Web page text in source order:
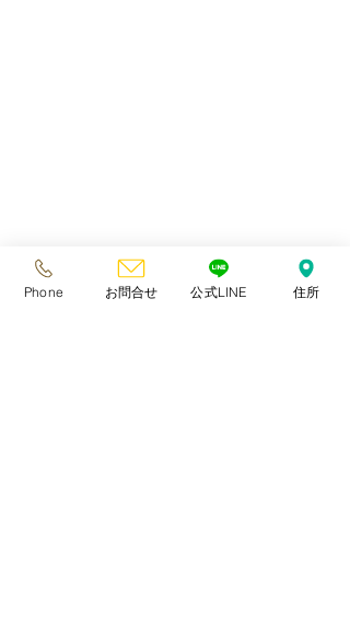
ねこのわたあめ ソマリ キャッテリー
子猫
男の子レッド 日川白鳳 兵庫県 白鳳 マロン
Phone お問合せ 公式LINE 住所